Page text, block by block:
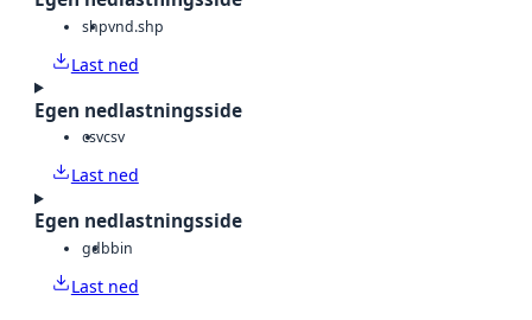
shpvnd.shp
Last ned
Egen nedlastningsside
csvcsv
Last ned
Egen nedlastningsside
gdbbin
Last ned